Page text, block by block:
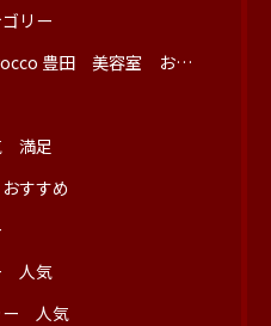
リー
豊田 美容室 おすすめ
満足
すすめ
人気
ー 人気